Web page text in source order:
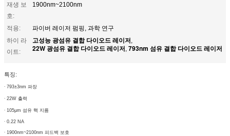
재생 보
호:
1900nm~2100nm
적용:
파이버 레이저 펌핑, 과학 연구
하이 라
이트:
고성능 광섬유 결합 다이오드 레이저,
22W 광섬유 결합 다이오드 레이저, 793nm 섬유 결합 다이오드 레이저
특징:
∙ 793±3nm 파장
∙ 22W 출력
∙ 105μm 섬유 핵 지름
∙ 0.22 NA
∙ 1900nm~2100nm 피드백 보호